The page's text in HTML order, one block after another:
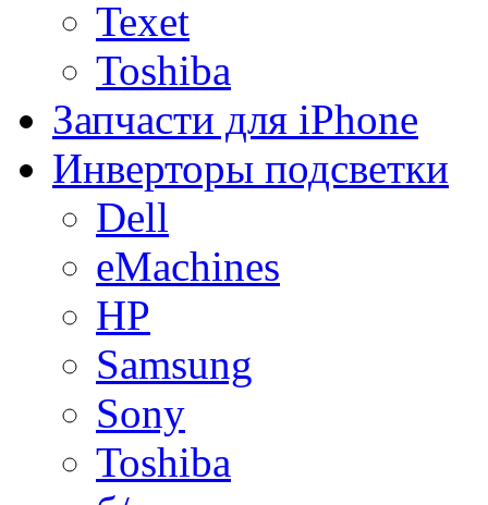
Texet
Toshiba
Запчасти для iPhone
Инверторы подсветки
Dell
eMachines
HP
Samsung
Sony
Toshiba